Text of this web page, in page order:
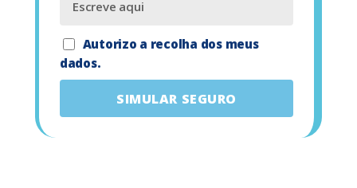
Autorizo a recolha dos meus
dados.
SIMULAR SEGURO